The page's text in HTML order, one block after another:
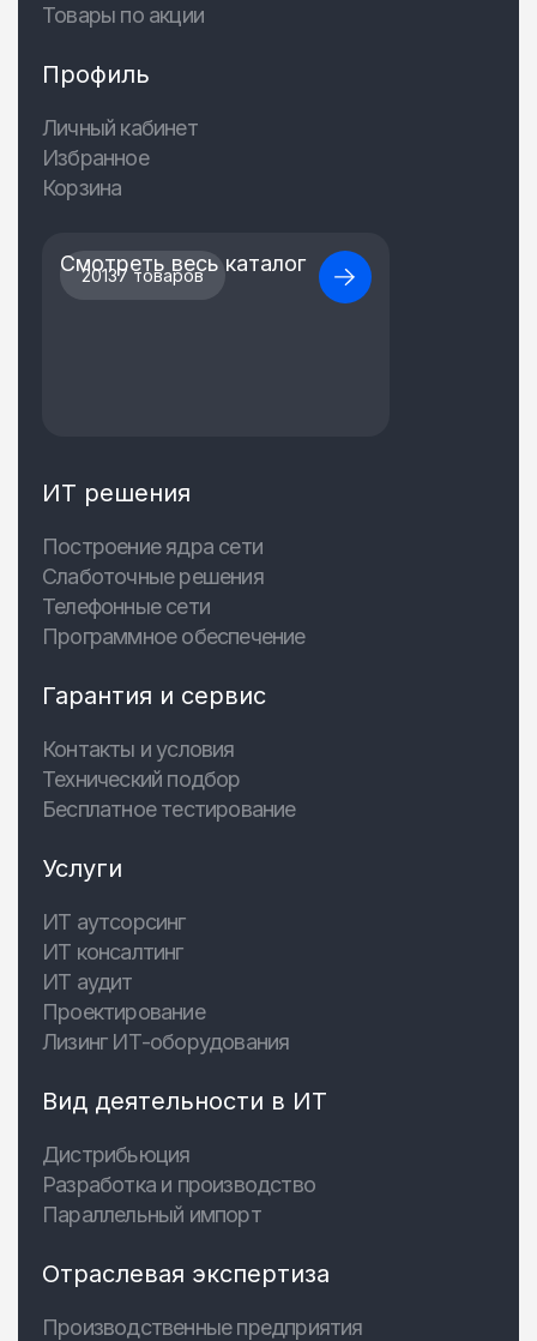
Товары по акции
Профиль
Личный кабинет
Избранное
Корзина
20137 товаров
Смотреть весь каталог
ИТ решения
Построение ядра сети
Слаботочные решения
Телефонные сети
Программное обеспечение
Гарантия и сервис
Контакты и условия
Технический подбор
Бесплатное тестирование
Услуги
ИТ аутсорсинг
ИТ консалтинг
ИТ аудит
Проектирование
Лизинг ИТ-оборудования
Вид деятельности в ИТ
Дистрибьюция
Разработка и производство
Параллельный импорт
Отраслевая экспертиза
Производственные предприятия